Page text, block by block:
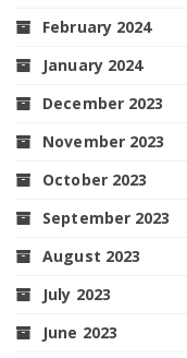
February 2024
January 2024
December 2023
November 2023
October 2023
September 2023
August 2023
July 2023
June 2023